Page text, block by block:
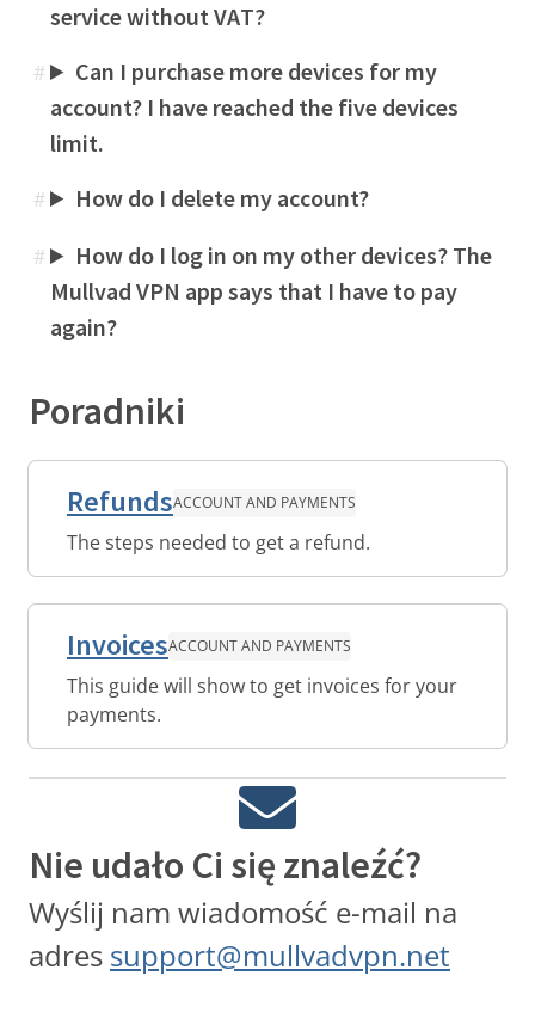
service without VAT?
#
Can I purchase more devices for my
account? I have reached the five devices
limit.
# How do I delete my account?
#
How do I log in on my other devices? The
Mullvad VPN app says that I have to pay
again?
Poradniki
RefundsACCOUNT AND PAYMENTS
The steps needed to get a refund.
InvoicesACCOUNT AND PAYMENTS
This guide will show to get invoices for your
payments.
Nie udało Ci się znaleźć?
Wyślij nam wiadomość e-mail na
adres support@mullvadvpn.net